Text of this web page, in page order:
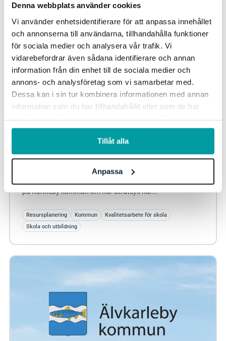
Denna webbplats använder cookies
Vi använder enhetsidentifierare för att anpassa innehållet
och annonserna till användarna, tillhandahålla funktioner
för sociala medier och analysera vår trafik. Vi
vidarebefordrar även sådana identifierare och annan
information från din enhet till de sociala medier och
annons- och analysföretag som vi samarbetar med.
Dessa kan i sin tur kombinera informationen med annan
information som du har tillhandahållit eller som de har
information, se vårintegritetspolicy.
Tillåt alla
Anpassa
Digitalisering främjar kollegialt lärande i
Ronneby kommun
I det här kundcaset berättar Maria Sjölund,
på Ronneby kommun om hur Stratsys har...
Resursplanering Kommun
Kvalitetsarbete för skola
Skola och utbildning